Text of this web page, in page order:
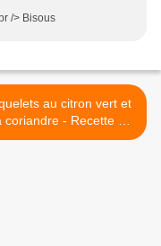
/> Bisous
au citron vert et
coriandre - Recette en
vidéo >